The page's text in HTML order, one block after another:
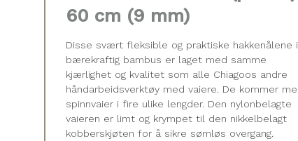
60 cm (9 mm)
Disse svært fleksible og praktiske hakkenålene i
bærekraftig bambus er laget med samme
kjærlighet og kvalitet som alle Chiagoos andre
håndarbeidsverktøy med vaiere. De kommer
spinnvaier i fire ulike lengder. Den nylonbelagte
vaieren er limt og krympet til den nikkelbelagt
kobberskjøten for å sikre sømløs overgang.